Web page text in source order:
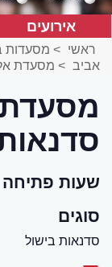
אירועים
ראשי > מסעדות
אביב > מסעדת
מסעדת
שעות פתיחה
סוגים
סדנאות בישול